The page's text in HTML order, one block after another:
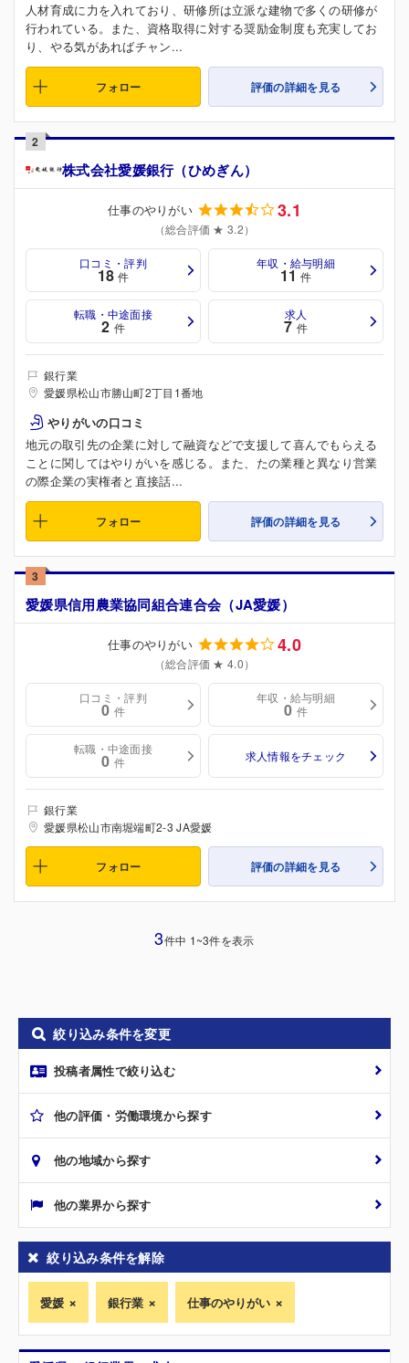
人材育成に力を入れており、研修所は立派な建物で多くの研修が
行われている。また、資格取得に対する奨励金制度も充実してお
り、やる気があればチャン...
フォロー 評価の詳細を見る
2
株式会社愛媛銀行（ひめぎん）
仕事のやりがい 3.1
（総合評価 ★ 3.2）
口コミ・評判
18 件
年収・給与明細
11 件
転職・中途面接
2 件
求人
7 件
銀行業
愛媛県松山市勝山町2丁目1番地
やりがいの口コミ
地元の取引先の企業に対して融資などで支援して喜んでもらえる
ことに関してはやりがいを感じる。また、たの業種と異なり営業
の際企業の実権者と直接話...
フォロー 評価の詳細を見る
3
愛媛県信用農業協同組合連合会（JA愛媛）
仕事のやりがい 4.0
（総合評価 ★ 4.0）
口コミ・評判
0 件
年収・給与明細
0 件
転職・中途面接
0 件 求人情報をチェック
銀行業
愛媛県松山市南堀端町2-3 JA愛媛
フォロー 評価の詳細を見る
3件中 1~3件を表示
絞り込み条件を変更
投稿者属性で絞り込む
他の評価・労働環境から探す
他の地域から探す
他の業界から探す
絞り込み条件を解除
愛媛 銀行業 仕事のやりがい